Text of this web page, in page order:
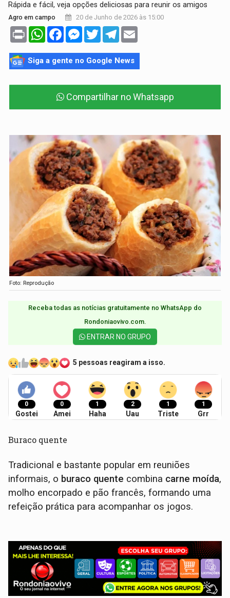
Rápida e fácil, veja opções deliciosas para reunir os amigos
Agro em campo 20 de Junho de 2026 às 15:00
Print WhatsAppFacebookMessenger
TwitterTelegram
Siga a gente no Google News
Compartilhar no Whatsapp
Foto: Reprodução
Receba todas as notícias gratuitamente no WhatsApp do
Rondoniaovivo.com.​
ENTRAR NO GRUPO
5 pessoas reagiram a isso.
0
Gostei
0
Amei
1
Haha
2
Uau
1
Triste
1
Grr
Buraco quente
Tradicional e bastante popular em reuniões
informais, o buraco quente combina carne moída,
molho encorpado e pão francês, formando uma
refeição prática para acompanhar os jogos.